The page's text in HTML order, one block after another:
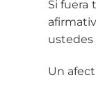
Si fuera
ustedes
Un